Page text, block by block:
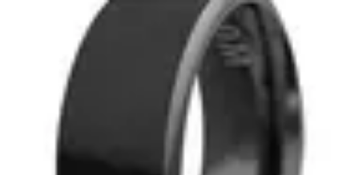
Achat et Évaluation
Astuces d'achat
Smart
Ordinateurs & Portables
Smart Buy Tech